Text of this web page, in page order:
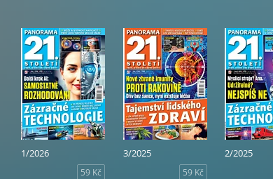
1/2026
59 Kč
3/2025
59 Kč
2/2025